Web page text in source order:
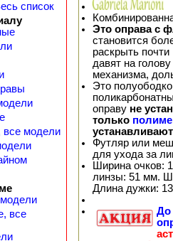
список
все модели
все
Это оправа с
становится
раскрыть
давят на
механизма,
Это
оправу не
только
Футляр или
для ухода за
Ширина очков:
линзы: 51 мм.
Длина дужки:
До